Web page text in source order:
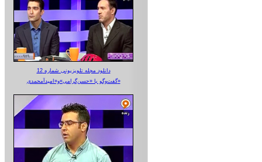
دانلود مجله تلویزیونی شماره 12
گفت‌وگو با «حسن‌گرامی»و«امیدآمحمدی»